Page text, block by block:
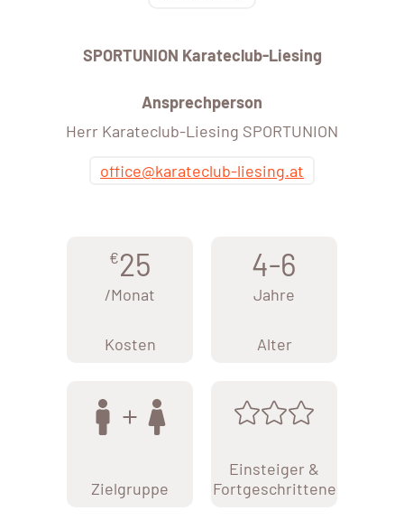
SPORTUNION Karateclub-Liesing
Ansprechperson
Herr Karateclub-Liesing SPORTUNION
office@karateclub-liesing.at
€25
/Monat
Kosten
4-6
Jahre
Alter
Zielgruppe
Einsteiger &
Fortgeschrittene